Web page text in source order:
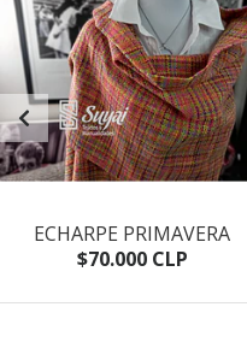
ECHARPE PRIMAVERA
$70.000 CLP